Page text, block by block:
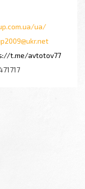
ua/
t.me/avtotov77